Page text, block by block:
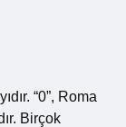
“0”, Roma
Birçok